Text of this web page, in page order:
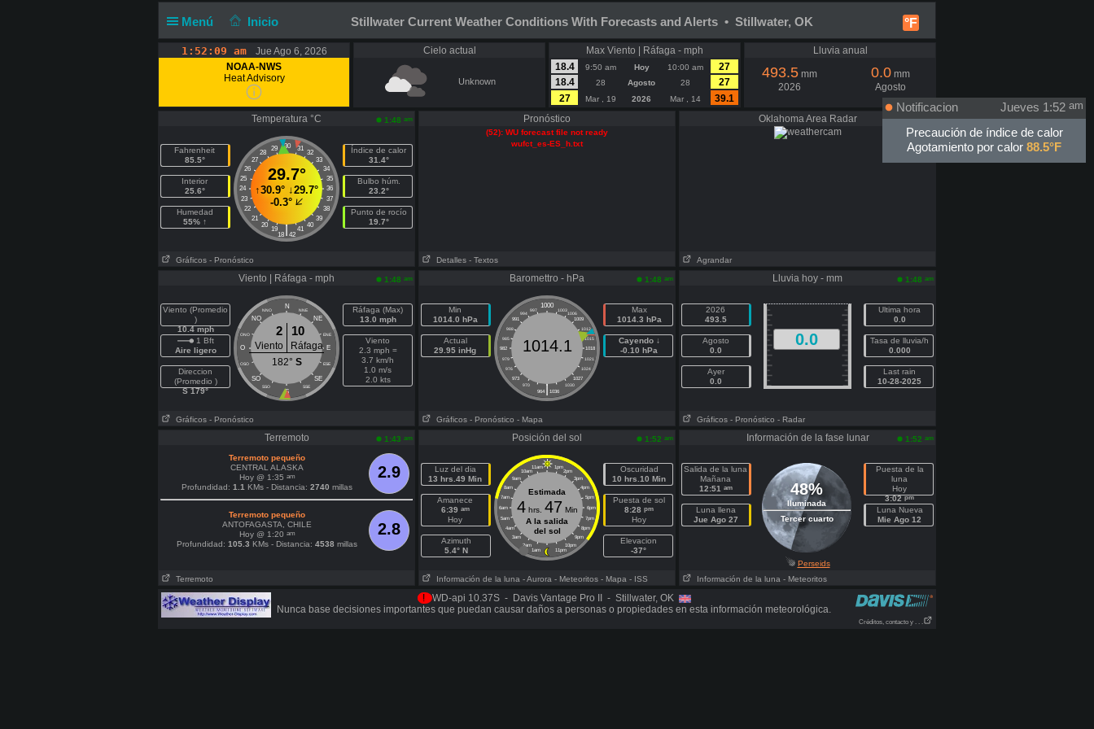
Menú Inicio °F
Stillwater Current Weather Conditions With Forecasts and Alerts • Stillwater, OK
1:52:09 am
Jue Ago 6, 2026
NOAA-NWS
Heat Advisory
Cielo actual
Unknown
Max Viento | Ráfaga - mph
18.4
9:50 am Hoy 10:00 am
27
18.4
28 Agosto 28
27
27
Mar , 19 2026 Mar , 14 39.1
Lluvia anual
493.5 mm
2026
0.0mm
Agosto
Temperatura °C 1:48 am
Fahrenheit
85.5°
Interior
25.6°
Humedad
55% ↑
30
29 31
28
32
27
33
26
34
25
35
24
36
23
37
22
38
21
39
20
40
19 41
|
18 42
29.7°
↑30.9° ↓29.7°
-0.3°
Índice de calor
31.4°
Bulbo húm.
23.2°
Punto de rocío
19.7°
Gráficos - Pronóstico
Pronóstico
(52): WU forecast file not ready
wufct_es-ES_h.txt
Detalles - Textos
Oklahoma Area Radar
Agrandar
Viento | Ráfaga - mph 1:48 am
Viento (Promedio
)
10.4 mph
1 Bft
Aire ligero
Direccion
(Promedio )
S 179°
N
NNO NNE
NO NE
ONO ENE
O E
OSO ESE
SO SE
SSO SSE
S
2 10
Viento
Ráfaga
182° S
Ráfaga (Max)
13.0 mph
Viento
2.3 mph =
3.7 km/h
1.0 m/s
2.0 kts
Gráficos - Pronóstico
Baromettro - hPa 1:48 am
Min
1014.0 hPa
Actual
29.95 inHg
1000
997 1003
994
1006
991
1009
988
1012
985
1015
982
1018
979
1021
976
1024
973
1027
970
1030
|
964 1036
1014.1
Max
1014.3 hPa
Cayendo ↓
-0.10 hPa
Gráficos - Pronóstico - Mapa
Lluvia hoy - mm 1:48 am
2026
493.5
Agosto
0.0
Ayer
0.0
0.0
Ultima hora
0.0
Tasa de lluvia/h
0.000
Last rain
10-28-2025
Gráficos - Pronóstico - Radar
Terremoto 1:43 am
2.9
Terremoto pequeño
CENTRAL ALASKA
Hoy @ 1:35 am
Profundidad: 1.1 KMs - Distancia: 2740 millas
2.8
Terremoto pequeño
ANTOFAGASTA, CHILE
Hoy @ 1:20 am
Profundidad: 105.3 KMs - Distancia: 4538 millas
Terremoto
Posición del sol 1:52 am
Luz del dia
13 hrs.49 Min
Amanece
6:39 am
Hoy
Azimuth
5.4° N
11am 1pm
10am 2pm
9am 3pm
8am 4pm
7am 5pm
6am 6pm
5am 7pm
4am 8pm
3am 9pm
2am 10pm
1am 11pm
Estimada
4hrs. 47 Min
A la salida
del sol
Oscuridad
10 hrs.10 Min
Puesta de sol
8:28 pm
Hoy
Elevacion
-37°
Información de la luna - Aurora - Meteoritos - Mapa - ISS
Información de la fase lunar 1:52 am
Salida de la luna
Mañana
12:51 am
Luna llena
Jue Ago 27
48%
Iluminada
Tercer cuarto
Puesta de la
luna
Hoy
3:02pm
Luna Nueva
Mie Ago 12
Perseids
Información de la luna - Meteoritos
!
WD-api 10.37S - Davis Vantage Pro II - Stillwater, OK
Nunca base decisiones importantes que puedan causar daños a personas o propiedades en esta información meteorológica.
Créditos, contacto y . . .
Notificacion Jueves 1:52 am
Precaución de índice de calor
Agotamiento por calor 88.5°F